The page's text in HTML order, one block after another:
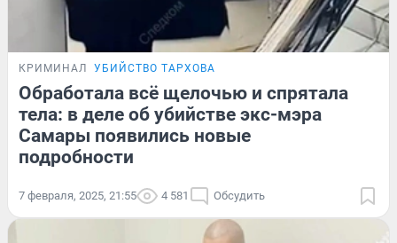
КРИМИНАЛ УБИЙСТВО ТАРХОВА
Обработала всё щелочью и спрятала
тела: в деле об убийстве экс-мэра
Самары появились новые
подробности
7 февраля, 2025, 21:55 4 581 Обсудить